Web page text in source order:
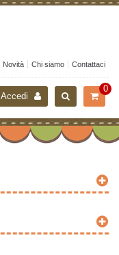
Novità Chi siamo Contattaci
0
Accedi